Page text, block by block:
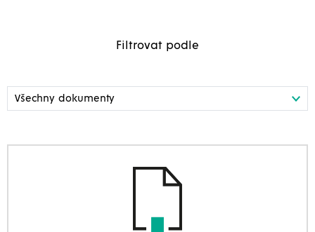
Filtrovat podle